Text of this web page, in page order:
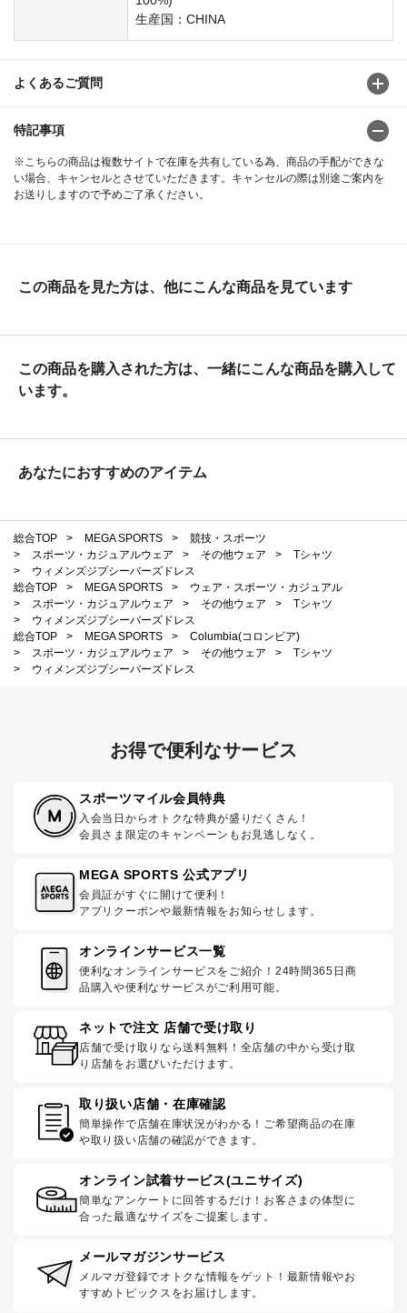
生産国：CHINA
よくあるご質問
特記事項
※こちらの商品は複数サイトで在庫を共有している為、商品の手配ができな
い場合、キャンセルとさせていただきます。キャンセルの際は別途ご案内を
お送りしますので予めご了承ください。
この商品を見た方は、他にこんな商品を見ています
この商品を購入された方は、一緒にこんな商品を購入して
います。
あなたにおすすめのアイテム
総合TOP > MEGA SPORTS >
競技・スポーツ
>
スポーツ・カジュアルウェア > その他ウェア >
Tシャツ
>
ウィメンズジプシーバーズドレス
総合TOP
> MEGA SPORTS >
ウェア・スポーツ・カジュアル
>
スポーツ・カジュアルウェア > その他ウェア >
Tシャツ
>
ウィメンズジプシーバーズドレス
総合TOP
> MEGA SPORTS >
Columbia(コロンビア)
>
スポーツ・カジュアルウェア > その他ウェア >
Tシャツ
>
ウィメンズジプシーバーズドレス
お得で便利なサービス
スポーツマイル会員特典
入会当日からオトクな特典が盛りだくさん！
会員さま限定のキャンペーンもお見逃しなく。
MEGA SPORTS 公式アプリ
会員証がすぐに開けて便利！
アプリクーポンや最新情報をお知らせします。
オンラインサービス一覧
便利なオンラインサービスをご紹介！24時間365日商
品購入や便利なサービスがご利用可能。
ネットで注文 店舗で受け取り
店舗で受け取りなら送料無料！全店舗の中から受け取
り店舗をお選びいただけます。
取り扱い店舗・在庫確認
簡単操作で店舗在庫状況がわかる！ご希望商品の在庫
や取り扱い店舗の確認ができます。
オンライン試着サービス(ユニサイズ)
簡単なアンケートに回答するだけ！お客さまの体型に
合った最適なサイズをご提案します。
メールマガジンサービス
メルマガ登録でオトクな情報をゲット！最新情報やお
すすめトピックスをお届けします。